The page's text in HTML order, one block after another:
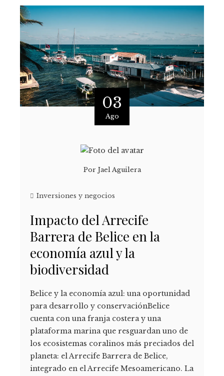
03
Ago
Por Jael Aguilera
Inversiones y negocios
Impacto del Arrecife
Barrera de Belice en la
economía azul y la
biodiversidad
Belice y la economía azul: una oportunidad
para desarrollo y conservaciónBelice
cuenta con una franja costera y una
plataforma marina que resguardan uno de
los ecosistemas coralinos más preciados del
planeta: el Arrecife Barrera de Belice,
integrado en el Arrecife Mesoamericano. La